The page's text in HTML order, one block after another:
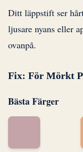
Ditt läppstift ser
ljusare nyans eller
ovanpå.
Fix: För Mörkt
Bästa Färger